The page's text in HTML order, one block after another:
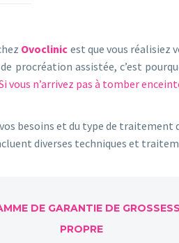
Ovoclinic est que vous réalisiez
de procréation assistée, c’est
vous n’arrivez pas à tomber
besoins et du type de
diverses techniques et
DE GARANTIE DE
PROPRE